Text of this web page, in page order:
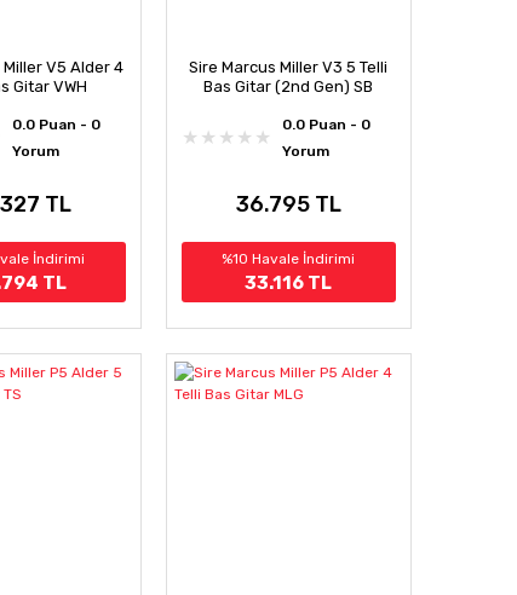
V5 Alder 4
Gitar VWH
0.0 Puan - 0
Yorum
TL
İndirimi
TL
Sire Marcus Miller V3 5 Telli
Bas Gitar (2nd Gen) SB
0.0 Puan - 0
Yorum
36.795 TL
%10 Havale İndirimi
33.116 TL